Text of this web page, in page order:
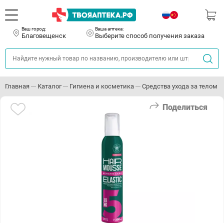
Ваш город:
Благовещенск
Ваша аптека:
Выберите способ получения заказа
Главная Каталог Гигиена и косметика Средства ухода за телом
Поделиться